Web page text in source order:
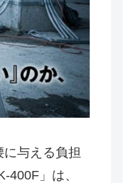
与える負担
400F」は、